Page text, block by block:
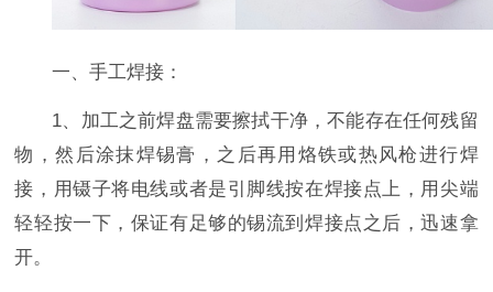
一、手工焊接：
1、加工之前焊盘需要擦拭干净，不能存在任何残留
物，然后涂抹焊锡膏，之后再用烙铁或热风枪进行焊
接，用镊子将电线或者是引脚线按在焊接点上，用尖端
轻轻按一下，保证有足够的锡流到焊接点之后，迅速拿
开。